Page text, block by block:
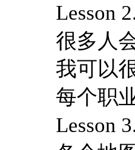
Lesson
很多人
我可以
每个职
Lesson